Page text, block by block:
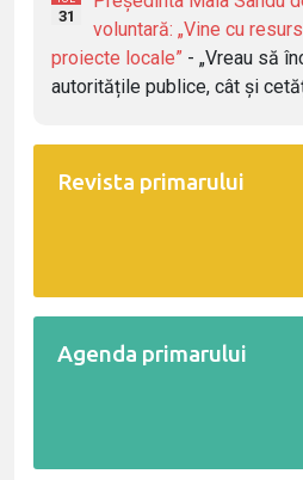
31
voluntară: „Vine cu
proiecte locale” - „Vreau să
autoritățile publice, cât și
Revista primarului
Agenda primarului